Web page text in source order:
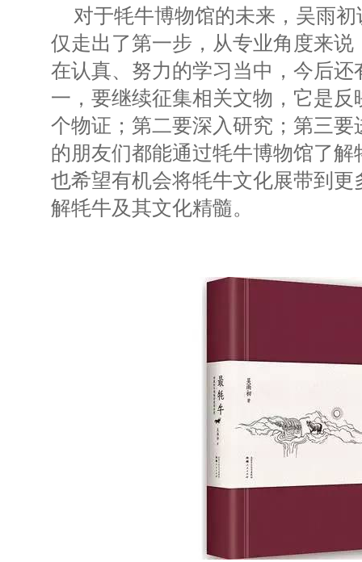
对于牦牛博物馆的未来，吴雨
仅走出了第一步，从专业角度来
在认真、努力的学习当中，今后还
一，要继续征集相关文物，它是
个物证；第二要深入研究；第三
的朋友们都能通过牦牛博物馆了
也希望有机会将牦牛文化展带到
解牦牛及其文化精髓。